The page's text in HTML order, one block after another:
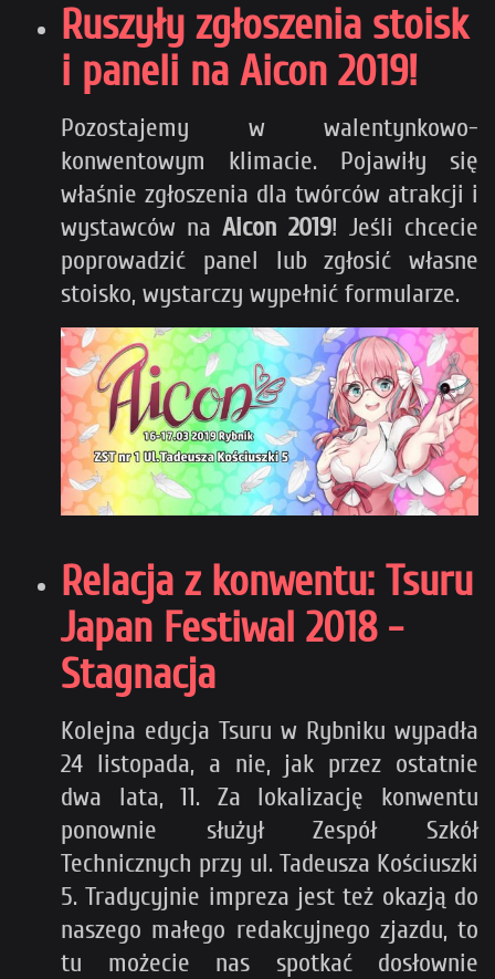
Ruszyły zgłoszenia stoisk
i paneli na Aicon 2019!
Pozostajemy w walentynkowo-
konwentowym klimacie. Pojawiły się
właśnie zgłoszenia dla twórców atrakcji i
wystawców naAicon 2019! Jeśli chcecie
poprowadzić panel lub zgłosić własne
stoisko, wystarczy wypełnić formularze.
Relacja z konwentu: Tsuru
Japan Festiwal 2018 -
Stagnacja
Kolejna edycja Tsuru w Rybniku wypadła
24 listopada, a nie, jak przez ostatnie
dwa lata, 11. Za lokalizację konwentu
ponownie służył Zespół Szkół
Technicznych przy ul. Tadeusza Kościuszki
5. Tradycyjnie impreza jest też okazją do
naszego małego redakcyjnego zjazdu, to
tu możecie nas spotkać dosłownie